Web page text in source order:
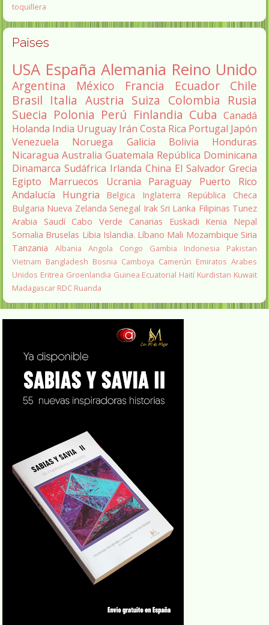
toquillera
Paises
USA España Alemania Reino Unido
Argentina México Francia Ecuador
Chile
Brasil Italia Austria Suiza Colombia Rusia
Suecia Polonia Perú Finlandia Cuba Canadá
Holanda India Uruguay Irán Costa Rica Portugal Japón
Venezuela
Noruega Galicia Bolivia
Honduras
Nicaragua Australia Guatemala República Dominicana
Dinamarca Sudáfrica Irlanda China El Salvador Grecia
Egipto
Marruecos Ucrania Paraguay
Puerto Rico
Andalucía
Hungria Belgica Inglaterra
República Checa
Bulgaria Nueva Zelanda Senegal Irak Sri Lanka Filipinas Tunez
Arabia Saudí Cabo Verde Canarias Euskadi Kenia
Nepal
Somalia Bruselas Libia Islandia. Líbano Mali Mozambique Siria
Tanzania
Albania Angola Congo Gambia Indonesia
Pakistan
Vietnam Bangladesh Bosnia Camboya Camerún Emiratos Arabes
Unidos Eritrea Groenlandia Guinea Ecuatorial Haití Kurdistan Kuwait
Madagascar RDC Ruanda